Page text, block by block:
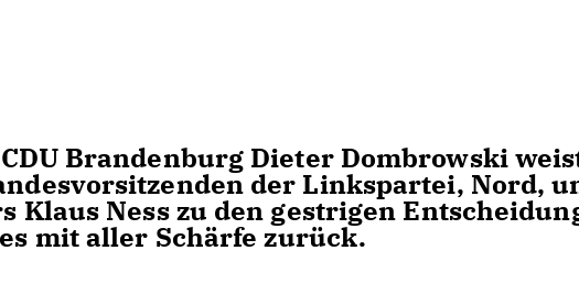
Brandenburg Dieter Dombrowski
der Linkspartei, Nord,
Klaus Ness zu den gestrigen
mit aller Schärfe zurück.